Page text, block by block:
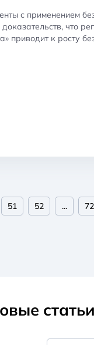
с применением
что
приводит к росту
51 52 ... 72